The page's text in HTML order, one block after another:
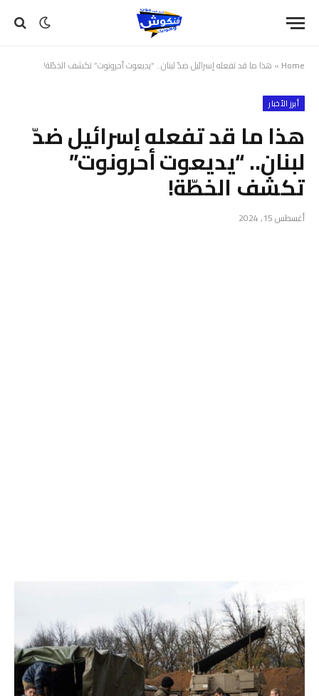
Home
» هذا ما قد تفعله إسرائيل ضدّ لبنان.. “يديعوت أحرونوت” تكشف الخطّة!
أبرز الأخبار
هذا ما قد تفعله إسرائيل ضدّ
لبنان.. “يديعوت أحرونوت”
تكشف الخطّة!
أغسطس 15, 2024